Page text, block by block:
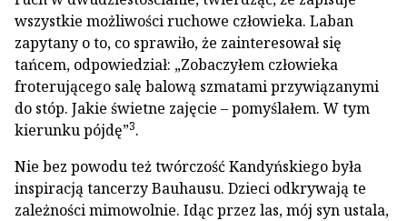
wszystkie możliwości ruchowe człowieka. Laban
zapytany o to, co sprawiło, że zainteresował się
tańcem, odpowiedział: „Zobaczyłem człowieka
froterującego salę balową szmatami przywiązanymi
do stóp. Jakie świetne zajęcie – pomyślałem. W tym
kierunku pójdę”3.
Nie bez powodu też twórczość Kandyńskiego była
inspiracją tancerzy Bauhausu. Dzieci odkrywają te
zależności mimowolnie. Idąc przez las, mój syn ustala,